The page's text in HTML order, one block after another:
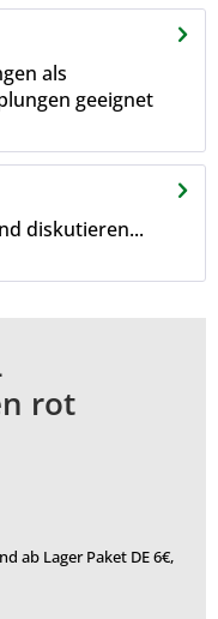
als
geeignet
diskutieren...
rot
ab Lager Paket DE 6€,